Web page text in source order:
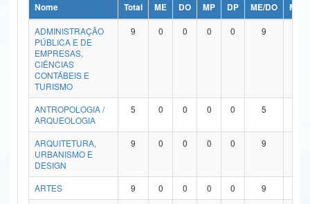
Ministério da Ciência, Tecnologia, Inovações e Comunicações
Ministério do Meio Ambiente
Ministério do Turismo
Ministério do Desenvolvimento Regional
Controladoria-Geral da União
Ministério da Mulher, da Família e dos Direitos Humanos
Nome Total ME DO MP DP ME/DO
MP/
ADMINISTRAÇÃO
PÚBLICA E DE
EMPRESAS,
CIÊNCIAS
CONTÁBEIS E
TURISMO
9 0 0 0 0 9
ANTROPOLOGIA /
ARQUEOLOGIA
5 0 0 0 0 5
ARQUITETURA,
URBANISMO E
DESIGN
9 0 0 0 0 9
ARTES 9 0 0 0 0 9